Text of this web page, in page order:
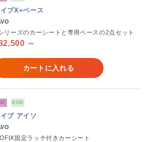
ブX+ベース
リーズのカーシートと専用ベースの2点セット
～
カートに入れる
DOG
ブ アイソ
固定ラッチ付きカーシート